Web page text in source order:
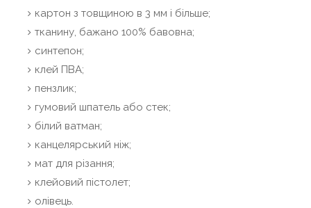
картон з товщиною в 3 мм і більше;
тканину, бажано 100% бавовна;
синтепон;
клей ПВА;
пензлик;
гумовий шпатель або стек;
білий ватман;
канцелярський ніж;
мат для різання;
клейовий пістолет;
олівець.